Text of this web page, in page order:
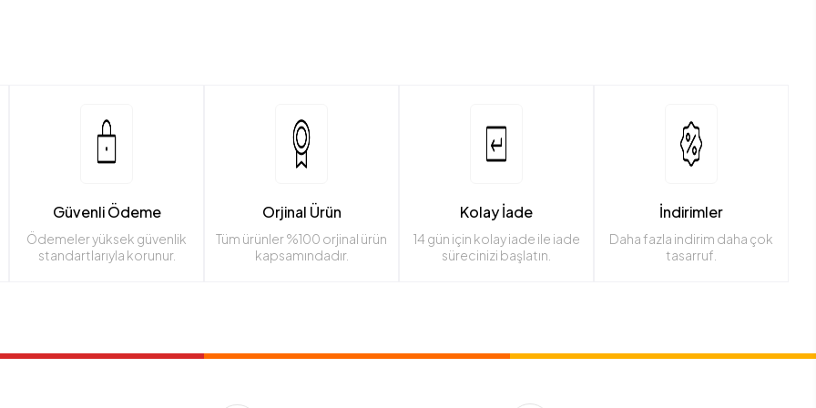
Eşyaları düzenli tutmak için cepler ve bölmeler bulunur.
Kılıflar Kullanım Alanları
Güvenli Ödeme
Ödemeler yüksek güvenlik
standartlarıyla korunur.
Orjinal Ürün
Tüm ürünler %100 orjinal ürün
kapsamındadır.
Kolay İade
14 gün için kolay iade ile iade
sürecinizi başlatın.
İndirimler
Daha fazla indirim daha çok
tasarruf.